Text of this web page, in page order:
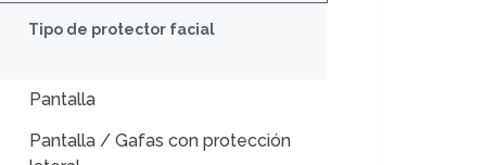
Tipo de protector facial
Pantalla
Pantalla / Gafas con protección